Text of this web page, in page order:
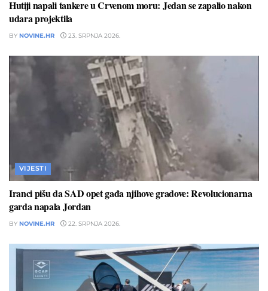
Hutiji napali tankere u Crvenom moru: Jedan se zapalio nakon
udara projektila
BY NOVINE.HR 23. SRPNJA 2026.
VIJESTI
Iranci pišu da SAD opet gađa njihove gradove: Revolucionarna
garda napala Jordan
BY NOVINE.HR 22. SRPNJA 2026.